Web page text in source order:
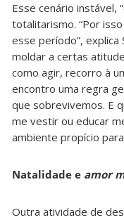
Esse cenário instável,
totalitarismo. “Por isso
esse período”, explica
moldar a certas
como agir, recorro à
encontro uma regra
que sobrevivemos. E
me vestir ou educar
ambiente propício
Natalidade e amor
Outra atividade de